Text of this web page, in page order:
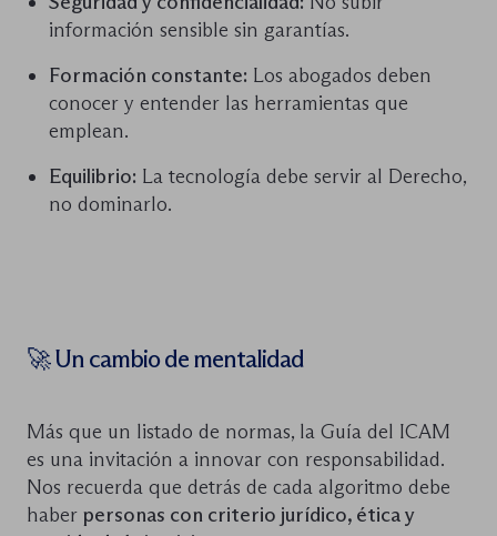
información sensible sin garantías.
Formación constante: Los abogados deben
conocer y entender las herramientas que
emplean.
Equilibrio: La tecnología debe servir al Derecho,
no dominarlo.
🚀 Un cambio de mentalidad
Más que un listado de normas, la Guía del ICAM
es una invitación a innovar con responsabilidad.
Nos recuerda que detrás de cada algoritmo debe
haber personas con criterio jurídico, ética y